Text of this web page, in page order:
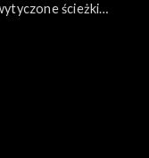
ścieżki